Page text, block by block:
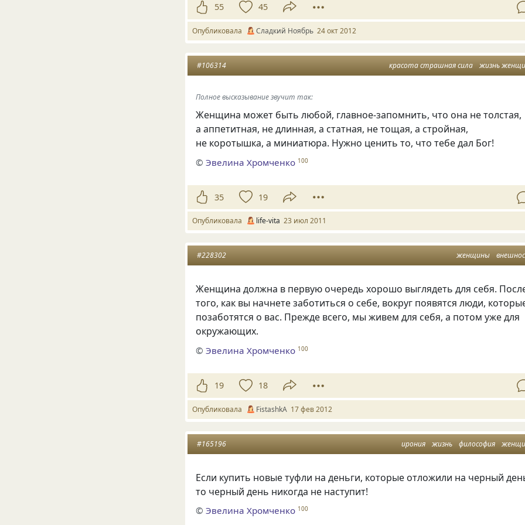
55 45
Опубликовала Сладкий Ноябрь 24 окт 2012
красота страшная сила жизнь
#106314
Полное высказывание звучит так:
Женщина может быть любой, главное-запомнить, что она не толстая,
а аппетитная, не длинная, а статная, не тощая, а стройная,
не коротышка, а миниатюра. Нужно ценить то, что тебе дал Бог!
©Эвелина Хромченко 100
35 19
Опубликовала life-vita 23 июл 2011
женщины
#228302
Женщина должна в первую очередь хорошо выглядеть для себя.
того, как вы начнете заботиться о себе, вокруг появятся люди,
позаботятся о вас. Прежде всего, мы живем для себя, а потом уже для
окружающих.
©Эвелина Хромченко 100
19 18
Опубликовала FistashkA 17 фев 2012
ирония жизнь философия
#165196
Если купить новые туфли на деньги, которые отложили на черный
то черный день никогда не наступит!
©Эвелина Хромченко 100